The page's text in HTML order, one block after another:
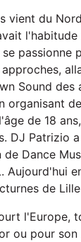
vient du
passionne
Sound
de 18
DJ Patrizio
Dance
Aujourd'hui
de
l'Europe,
ou pour